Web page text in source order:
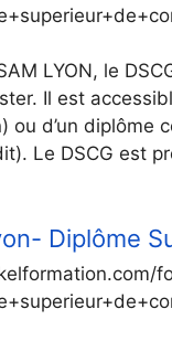
LYON, le
Il est
ou d’un diplôme
Le DSCG est
Diplôme